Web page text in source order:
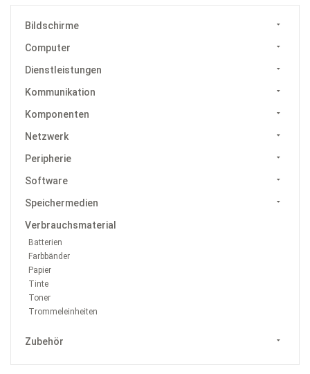
Bildschirme
Computer
Dienstleistungen
Kommunikation
Komponenten
Netzwerk
Peripherie
Software
Speichermedien
Verbrauchsmaterial
Batterien
Farbbänder
Papier
Tinte
Toner
Trommeleinheiten
Zubehör